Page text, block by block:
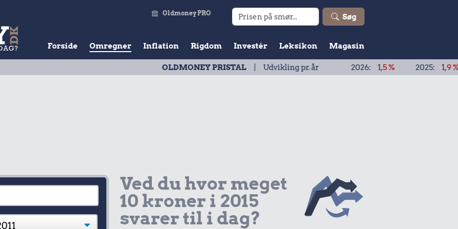
Søg
Oldmoney PRO
Forside Omregner Inflation Rigdom Investér Leksikon Magasin
OLDMONEY PRISTAL| Udvikling pr. år2026: 2025: 1,9 % 2024:
Ved du hvor meget
10 kroner i 2015
svarer til i dag?